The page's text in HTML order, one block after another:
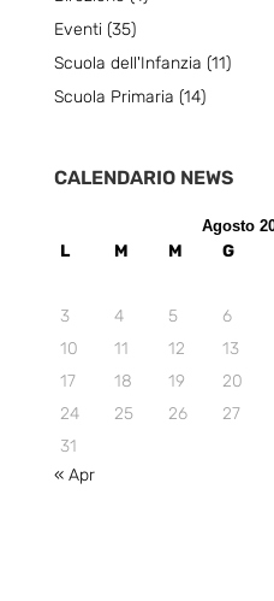
Eventi(35)
Scuola dell'Infanzia (11)
Scuola Primaria (14)
CALENDARIO NEWS
Agosto
L M M G
3
4 5 6
10
11 12 13
17
18 19 20
24
25 26 27
31
« Apr